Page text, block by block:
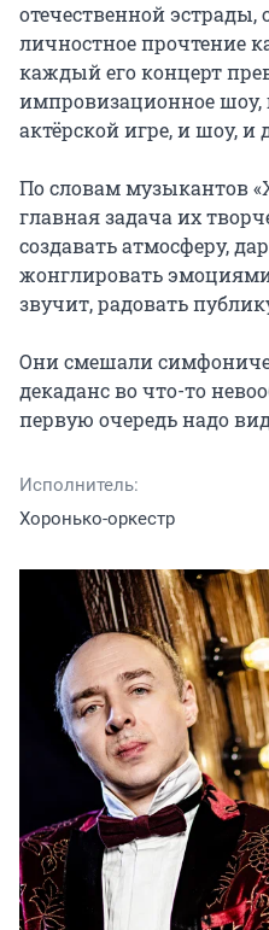
отечественной
личностное прочтение
каждый его концерт
импровизационное шоу,
актёрской игре, и шоу, и
По словам музыкантов
главная задача их
создавать атмосферу,
жонглировать
звучит, радовать
Они смешали
декаданс во что-то
первую очередь надо
Исполнитель:
Хоронько-оркестр